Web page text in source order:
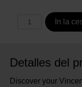
In la
Detalles del
Discover your